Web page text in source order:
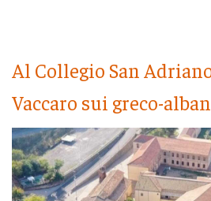
Al Collegio San
Vaccaro sui greco-